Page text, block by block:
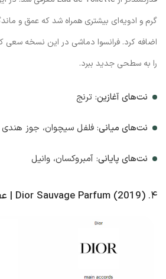
گرم و ادویه‌ای بیشتری همراه شد که عمق و
اضافه کرد. فرانسوا دماشی در این نسخه سعی
را به سطحی جدید ببرد.
نت‌های آغازین: ترنج
نت‌های میانی: فلفل سیچوان، جوز هندی
نت‌های پایانی: آمبروکسان، وانیل
۴. Dior Sauvage Parfum (2019) | عطر دیور ساواج2019